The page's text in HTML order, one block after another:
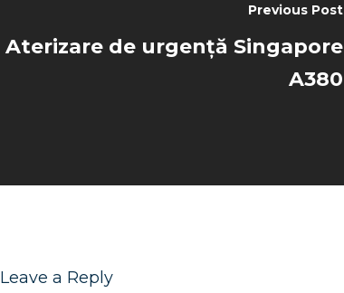
Previous Post
Aterizare de urgență Singapore
A380
Leave a Reply